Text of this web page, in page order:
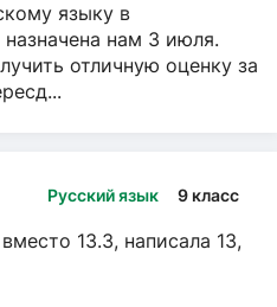
языку в
нам 3 июля.
отличную оценку за
Русский язык 9 класс
13.3, написала 13,